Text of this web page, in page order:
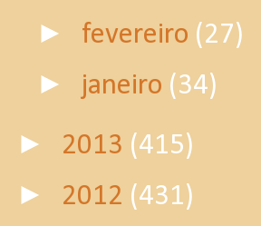
► fevereiro (27)
► janeiro (34)
► 2013 (415)
► 2012 (431)